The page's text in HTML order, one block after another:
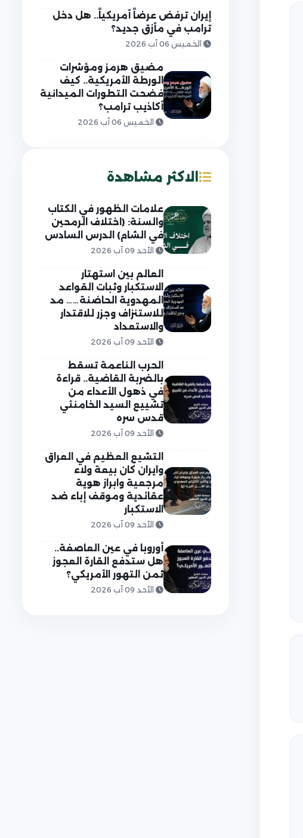
إيران ترفض عرضاً أمريكياً.. هل دخل
ترامب في مأزق جديد؟
الخميس 06 آب 2026
مضيق هرمز ومؤشرات
الورطة الأمريكية.. كيف
فضحت التطورات الميدانية
أكاذيب ترامب؟
الخميس 06 آب 2026
الاكثر مشاهدة
علامات الظهور في الكتاب
والسنة: (اختلاف الرمحين
في الشام) الدرس السادس
الأحد 09 آب 2026
العالم بين استهتار
الاستكبار وثبات القواعد
المهدوية الحاضنة…… مد
للاستنزاف وجزر للاقتدار
والاستعداد
الأحد 09 آب 2026
الحرب الناعمة تسقط
بالضربة القاضية.. قراءة
في ذهول الأعداء من
تشييع السيد الخامنئي
قدس سره
الأحد 09 آب 2026
التشيع العظيم في العراق
وايران كان بيعة ولاء
مرجعية وابراز هوية
عقائدية وموقف إباء ضد
الاستكبار
الأحد 09 آب 2026
أوروبا في عين العاصفة..
هل ستدفع القارة العجوز
ثمن التهور الأمريكي؟
الأحد 09 آب 2026